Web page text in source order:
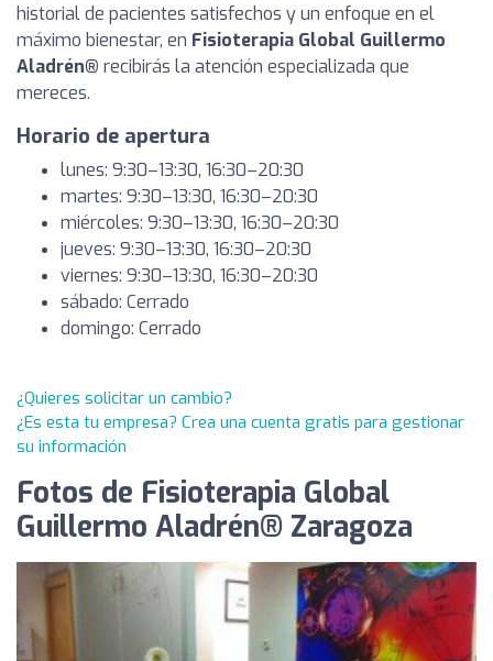
historial de pacientes satisfechos y un enfoque en el
máximo bienestar, en Fisioterapia Global Guillermo
Aladrén® recibirás la atención especializada que
mereces.
Horario de apertura
lunes: 9:30–13:30, 16:30–20:30
martes: 9:30–13:30, 16:30–20:30
miércoles: 9:30–13:30, 16:30–20:30
jueves: 9:30–13:30, 16:30–20:30
viernes: 9:30–13:30, 16:30–20:30
sábado: Cerrado
domingo: Cerrado
¿Quieres solicitar un cambio?
¿Es esta tu empresa? Crea una cuenta gratis para gestionar
su información
Fotos de Fisioterapia Global
Guillermo Aladrén® Zaragoza